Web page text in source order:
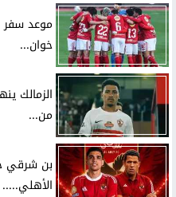
موعد سفر
خوان...
الزمالك
من...
بن شرقي
الأهلي.....